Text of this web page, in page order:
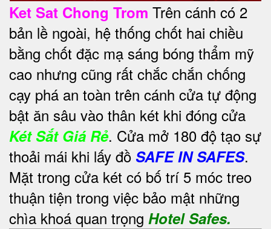
Ket Sat Chong Trom Trên cánh có 2
bản lề ngoài, hệ thống chốt hai chiều
bằng chốt đặc mạ sáng bóng thẩm mỹ
cao nhưng cũng rất chắc chắn chống
cạy phá an toàn trên cánh cửa tự động
bật ăn sâu vào thân két khi đóng cửa
Két Sắt Giá Rẻ. Cửa mở 180 độ tạo sự
thoải mái khi lấy đồ SAFE IN SAFES.
Mặt trong cửa két có bố trí 5 móc treo
thuận tiện trong việc bảo mật những
chìa khoá quan trọng Hotel Safes.